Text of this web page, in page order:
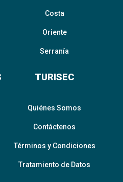
Costa
Oriente
Serranía
TURISEC
Quiénes Somos
Contáctenos
Términos y Condiciones
Tratamiento de Datos